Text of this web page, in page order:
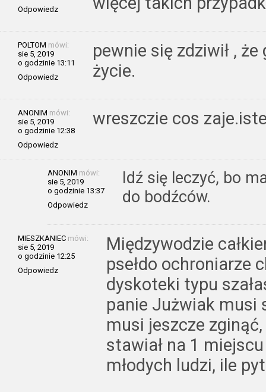
Odpowiedz
POLTOM mówi:
sie 5, 2019
o godzinie 13:11
Odpowiedz
pewnie się zdziwił ,
życie.
ANONIM mówi:
sie 5, 2019
o godzinie 12:38
Odpowiedz
wreszczie cos
ANONIM mówi:
sie 5, 2019
o godzinie 13:37
Odpowiedz
Idź się leczyć, bo
do bodźców.
MIESZKANIEC mówi:
sie 5, 2019
o godzinie 12:25
Odpowiedz
Międzywodzie
psełdo ochroniarze
dyskoteki typu
panie Jużwiak musi
musi jeszcze
stawiał na 1
młodych ludzi, ile